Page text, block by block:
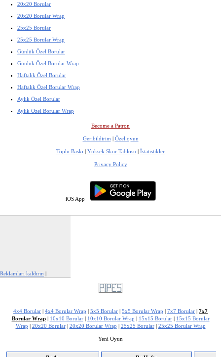
20x20 Borular
20x20 Borular Wrap
25x25 Borular
25x25 Borular Wrap
Günlük Özel Borular
Günlük Özel Borular Wrap
Haftalık Özel Borular
Haftalık Özel Borular Wrap
Aylık Özel Borular
Aylık Özel Borular Wrap
Become a Patron
Geribildirim | Özel oyun
Toplu Baskı | Yüksek Skor Tablosu | İstatistikler
Privacy Policy
iOS App
Reklamları kaldırın |
4x4 Borular | 4x4 Borular Wrap | 5x5 Borular | 5x5 Borular Wrap | 7x7 Borular | 7x7
Borular Wrap| 10x10 Borular| 10x10 Borular Wrap | 15x15 Borular| 15x15 Borular
Wrap | 20x20 Borular| 20x20 Borular Wrap | 25x25 Borular| 25x25 Borular Wrap
Yeni Oyun